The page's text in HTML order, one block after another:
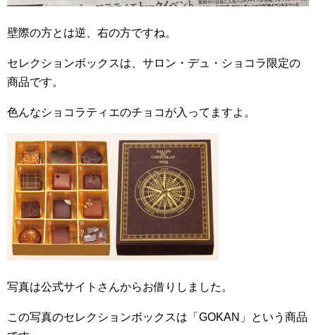
壁際の方とは逆、右の方ですね。
セレクションボックスは、サロン・デュ・ショコラ限定の
商品です。
色んなショコラティエのチョコが入ってますよ。
写真は公式サイトさんからお借りしました。
この写真のセレクションボックスは「GOKAN」という商品